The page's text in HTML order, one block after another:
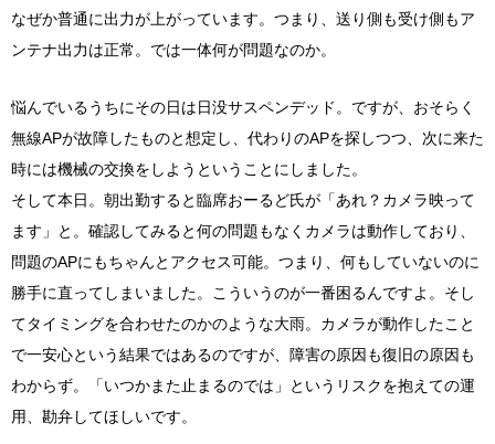
なぜか普通に出力が上がっています。つまり、送り側も受け側もア
ンテナ出力は正常。では一体何が問題なのか。
悩んでいるうちにその日は日没サスペンデッド。ですが、おそらく
無線APが故障したものと想定し、代わりのAPを探しつつ、次に来た
時には機械の交換をしようということにしました。
そして本日。朝出勤すると臨席おーるど氏が「あれ？カメラ映って
ます」と。確認してみると何の問題もなくカメラは動作しており、
問題のAPにもちゃんとアクセス可能。つまり、何もしていないのに
勝手に直ってしまいました。こういうのが一番困るんですよ。そし
てタイミングを合わせたのかのような大雨。カメラが動作したこと
で一安心という結果ではあるのですが、障害の原因も復旧の原因も
わからず。「いつかまた止まるのでは」というリスクを抱えての運
用、勘弁してほしいです。